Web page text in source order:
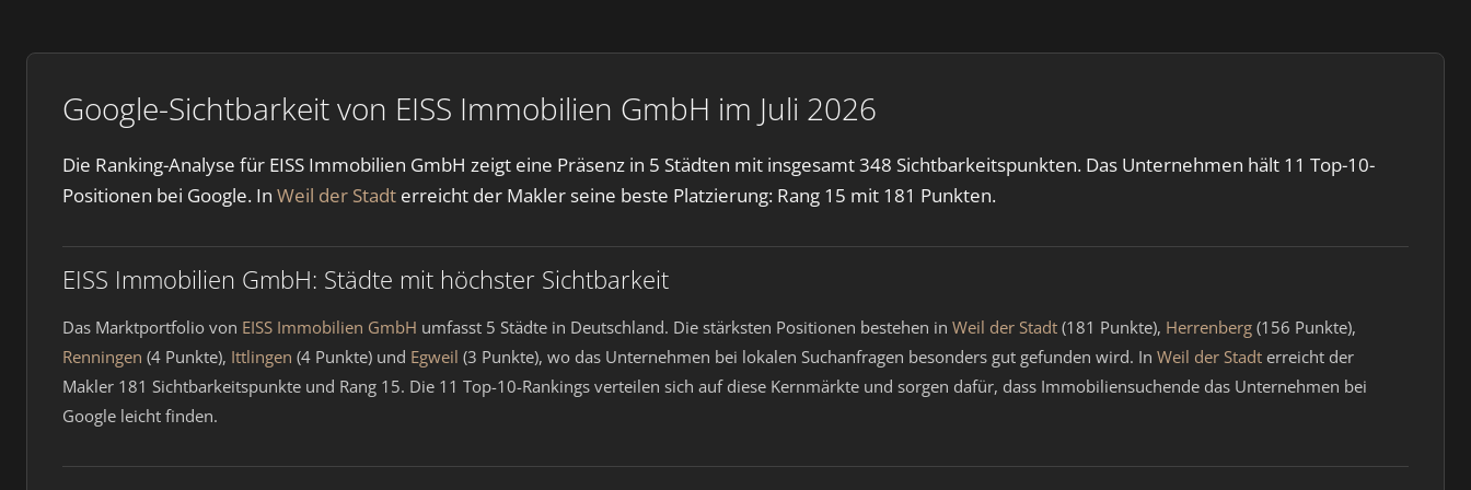
Google-Sichtbarkeit von EISS Immobilien GmbH im Juli 2026
Die Ranking-Analyse für EISS Immobilien GmbH zeigt eine Präsenz in 5 Städten mit insgesamt 348 Sichtbarkeitspunkten. Das Unternehmen hält 11 Top-10-
Positionen bei Google. In Weil der Stadt erreicht der Makler seine beste Platzierung: Rang 15 mit 181 Punkten.
EISS Immobilien GmbH: Städte mit höchster Sichtbarkeit
Das Marktportfolio von EISS Immobilien GmbH umfasst 5 Städte in Deutschland. Die stärksten Positionen bestehen in Weil der Stadt (181 Punkte), Herrenberg (156 Punkte),
Renningen (4 Punkte), Ittlingen (4 Punkte) und Egweil (3 Punkte), wo das Unternehmen bei lokalen Suchanfragen besonders gut gefunden wird. In Weil der Stadt erreicht der
Makler 181 Sichtbarkeitspunkte und Rang 15. Die 11 Top-10-Rankings verteilen sich auf diese Kernmärkte und sorgen dafür, dass Immobiliensuchende das Unternehmen bei
Google leicht finden.